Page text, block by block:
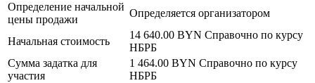
Определение начальной
цены продажи
Определяется организатором
Начальная стоимость
14 640.00 BYN Справочно по курсу
НБРБ
Сумма задатка для
участия
1 464.00 BYN Справочно по курсу
НБРБ